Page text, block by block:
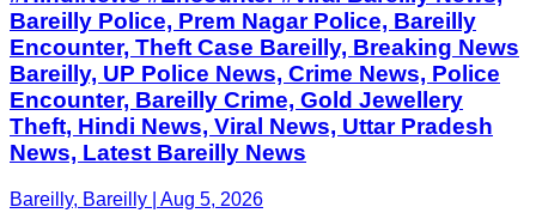
News, Latest Bareilly News
Bareilly, Bareilly | Aug 5, 2026